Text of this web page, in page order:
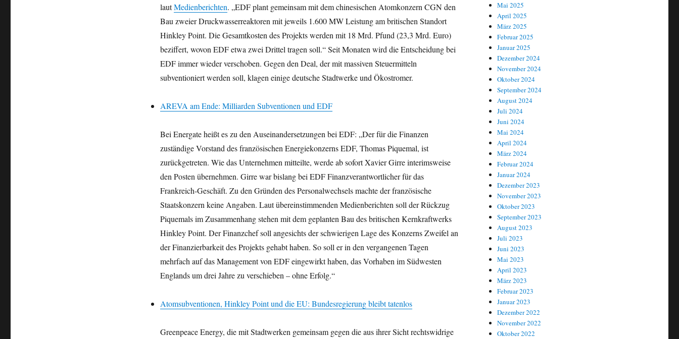
lautMedienberichten. „EDF plant gemeinsam mit dem chinesischen Atomkonzern CGN den
Bau zweier Druckwasserreaktoren mit jeweils 1.600 MW Leistung am britischen Standort
Hinkley Point. Die Gesamtkosten des Projekts werden mit 18 Mrd. Pfund (23,3 Mrd. Euro)
beziffert, wovon EDF etwa zwei Drittel tragen soll.“ Seit Monaten wird die Entscheidung bei
EDF immer wieder verschoben. Gegen den Deal, der mit massiven Steuermitteln
subventioniert werden soll, klagen einige deutsche Stadtwerke und Ökostromer.
AREVA am Ende: Milliarden Subventionen und EDF
Bei Energate heißt es zu den Auseinandersetzungen bei EDF: „Der für die Finanzen
zuständige Vorstand des französischen Energiekonzerns EDF, Thomas Piquemal, ist
zurückgetreten. Wie das Unternehmen mitteilte, werde ab sofort Xavier Girre interimsweise
den Posten übernehmen. Girre war bislang bei EDF Finanzverantwortlicher für das
Frankreich-Geschäft. Zu den Gründen des Personalwechsels machte der französische
Staatskonzern keine Angaben. Laut übereinstimmenden Medienberichten soll der Rückzug
Piquemals im Zusammenhang stehen mit dem geplanten Bau des britischen Kernkraftwerks
Hinkley Point. Der Finanzchef soll angesichts der schwierigen Lage des Konzerns Zweifel an
der Finanzierbarkeit des Projekts gehabt haben. So soll er in den vergangenen Tagen
mehrfach auf das Management von EDF eingewirkt haben, das Vorhaben im Südwesten
Englands um drei Jahre zu verschieben – ohne Erfolg.“
Atomsubventionen, Hinkley Point und die EU: Bundesregierung bleibt tatenlos
Greenpeace Energy, die mit Stadtwerken gemeinsam gegen die aus ihrer Sicht rechtswidrige
Mai 2025
April 2025
März 2025
Februar 2025
Januar 2025
Dezember 2024
November 2024
Oktober 2024
September 2024
August 2024
Juli 2024
Juni 2024
Mai 2024
April 2024
März 2024
Februar 2024
Januar 2024
Dezember 2023
November 2023
Oktober 2023
September 2023
August 2023
Juli 2023
Juni 2023
Mai 2023
April 2023
März 2023
Februar 2023
Januar 2023
Dezember 2022
November 2022
Oktober 2022